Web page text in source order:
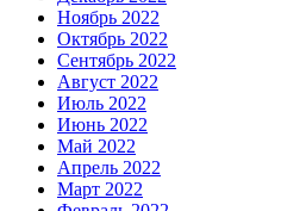
Ноябрь 2022
Октябрь 2022
Сентябрь 2022
Август 2022
Июль 2022
Июнь 2022
Май 2022
Апрель 2022
Март 2022